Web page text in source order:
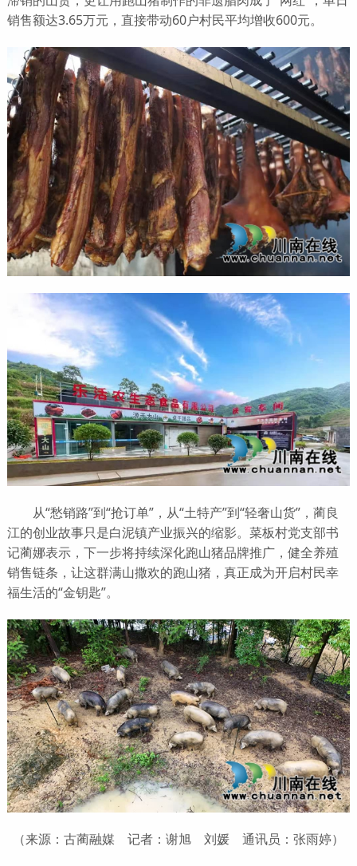
销售额达3.65万元，直接带动60户村民平均增收600元。
从“愁销路”到“抢订单”，从“土特产”到“轻奢山货”，蔺良
江的创业故事只是白泥镇产业振兴的缩影。菜板村党支部书
记蔺娜表示，下一步将持续深化跑山猪品牌推广，健全养殖
销售链条，让这群满山撒欢的跑山猪，真正成为开启村民幸
福生活的“金钥匙”。
（来源：古蔺融媒 记者：谢旭 刘媛 通讯员：张雨婷）